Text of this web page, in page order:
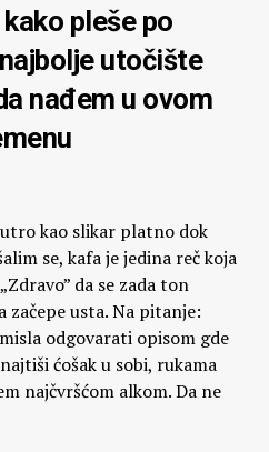
pleše po
utočište
nađem u ovom
kao slikar platno dok
se, kafa je jedina reč koja
da se zada ton
začepe usta. Na pitanje:
odgovarati opisom gde
ćošak u sobi, rukama
najčvršćom alkom. Da ne